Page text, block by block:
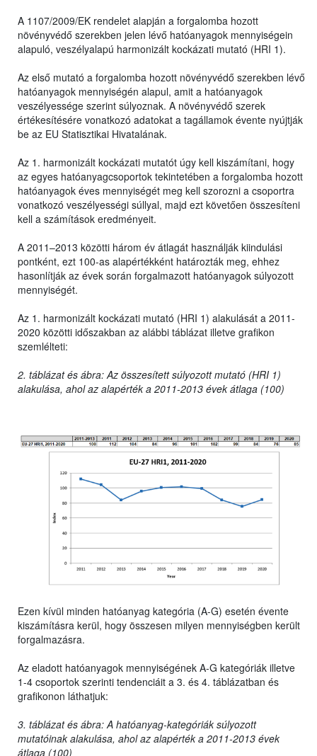
A 1107/2009/EK rendelet alapján a forgalomba hozott
növényvédő szerekben jelen lévő hatóanyagok mennyiségein
alapuló, veszélyalapú harmonizált kockázati mutató (HRI 1).
Az első mutató a forgalomba hozott növényvédő szerekben lévő
hatóanyagok mennyiségén alapul, amit a hatóanyagok
veszélyessége szerint súlyoznak. A növényvédő szerek
értékesítésére vonatkozó adatokat a tagállamok évente nyújtják
be az EU Statisztikai Hivatalának.
Az 1. harmonizált kockázati mutatót úgy kell kiszámítani, hogy
az egyes hatóanyagcsoportok tekintetében a forgalomba hozott
hatóanyagok éves mennyiségét meg kell szorozni a csoportra
vonatkozó veszélyességi súllyal, majd ezt követően összesíteni
kell a számítások eredményeit.
A 2011–2013 közötti három év átlagát használják kiindulási
pontként, ezt 100-as alapértékként határozták meg, ehhez
hasonlítják az évek során forgalmazott hatóanyagok súlyozott
mennyiségét.
Az 1. harmonizált kockázati mutató (HRI 1) alakulását a 2011-
2020 közötti időszakban az alábbi táblázat illetve grafikon
szemlélteti:
2. táblázat és ábra: Az összesített súlyozott mutató (HRI 1)
alakulása, ahol az alapérték a 2011-2013 évek átlaga (100)
Ezen kívül minden hatóanyag kategória (A-G) esetén évente
kiszámításra kerül, hogy összesen milyen mennyiségben került
forgalmazásra.
Az eladott hatóanyagok mennyiségének A-G kategóriák illetve
1-4 csoportok szerinti tendenciáit a 3. és 4. táblázatban és
grafikonon láthatjuk:
3. táblázat és ábra: A hatóanyag-kategóriák súlyozott
mutatóinak alakulása, ahol az alapérték a 2011-2013 évek
átlaga (100)